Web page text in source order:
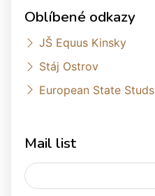
Oblíbené odkazy
JŠ Equus Kinsky
Stáj Ostrov
European State Studs
Mail list